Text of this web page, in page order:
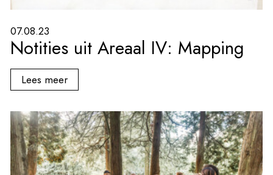
07.08.23
Notities uit Areaal IV: Mapping
Lees meer